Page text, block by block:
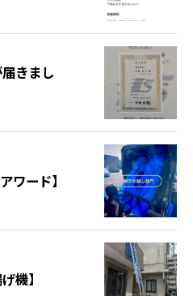
届きまし
ワード】
機】